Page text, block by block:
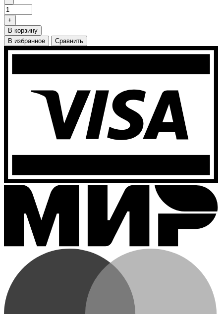
+
В корзину
В избранное
Сравнить